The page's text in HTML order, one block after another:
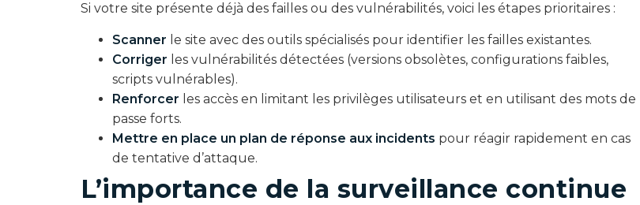
Si votre site présente déjà des failles ou des vulnérabilités, voici les étapes prioritaires :
Scanner le site avec des outils spécialisés pour identifier les failles existantes.
Corriger les vulnérabilités détectées (versions obsolètes, configurations faibles,
scripts vulnérables).
Renforcer les accès en limitant les privilèges utilisateurs et en utilisant des mots de
passe forts.
Mettre en place un plan de réponse aux incidents pour réagir rapidement en cas
de tentative d’attaque.
L’importance de la surveillance continue